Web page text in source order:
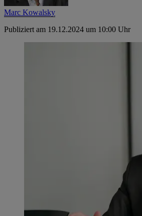
Marc Kowalsky
Publiziert am 19.12.2024 um 10:00 Uhr